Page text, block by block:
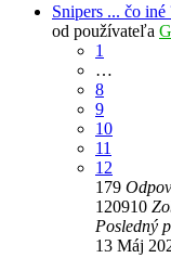
Snipers ... čo iné
od používateľa
1
…
8
9
10
11
12
179
120910
Posledný
13 Máj